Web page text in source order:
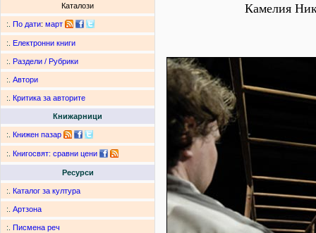
Каталози
:. По дати: март
:. Електронни книги
:. Раздели / Рубрики
:. Автори
:. Критика за авторите
Книжарници
:. Книжен пазар
:. Книгосвят: сравни цени
Ресурси
:. Каталог за култура
:. Артзона
:. Писмена реч
Камелия